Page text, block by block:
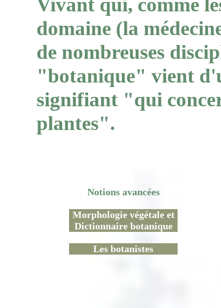
domaine (la
de nombreuses
"botanique" vient
signifiant "qui
plantes".
Notions avancées
Morphologie végétale et
Dictionnaire botanique
Les botanistes